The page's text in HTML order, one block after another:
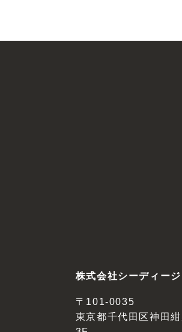
株式会社シーディー
〒101-0035
東京都千代田区神田